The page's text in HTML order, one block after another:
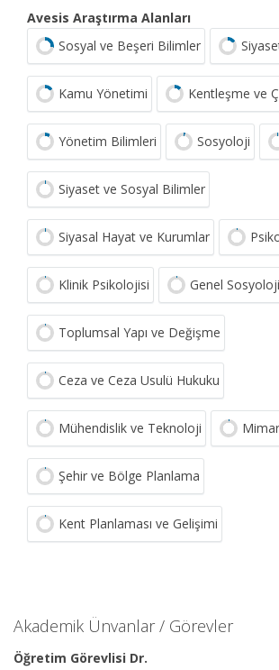
Avesis Araştırma Alanları
Sosyal ve Beşeri Bilimler
Kamu Yönetimi Kentleşme ve
Yönetim Bilimleri Sosyoloji
Siyaset ve Sosyal Bilimler
Siyasal Hayat ve Kurumlar
Klinik Psikolojisi Genel
Toplumsal Yapı ve Değişme
Ceza ve Ceza Usulü Hukuku
Mühendislik ve Teknoloji
Şehir ve Bölge Planlama
Kent Planlaması ve Gelişimi
Akademik Ünvanlar / Görevler
Öğretim Görevlisi Dr.